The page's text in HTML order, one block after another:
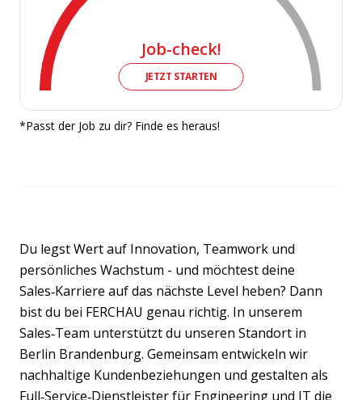
Job-check!
JETZT STARTEN
*Passt der Job zu dir? Finde es heraus!
Du legst Wert auf Innovation, Teamwork und
persönliches Wachstum - und möchtest deine
Sales‑Karriere auf das nächste Level heben? Dann
bist du bei FERCHAU genau richtig. In unserem
Sales‑Team unterstützt du unseren Standort in
Berlin Brandenburg. Gemeinsam entwickeln wir
nachhaltige Kundenbeziehungen und gestalten als
Full‑Service‑Dienstleister für Engineering und IT die